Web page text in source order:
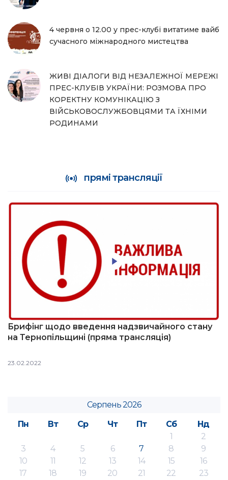
4 червня о 12.00 у прес-клубі витатиме вайб
сучасного міжнародного мистецтва
ЖИВІ ДІАЛОГИ ВІД НЕЗАЛЕЖНОЇ МЕРЕЖІ
ПРЕС-КЛУБІВ УКРАЇНИ: РОЗМОВА ПРО
КОРЕКТНУ КОМУНІКАЦІЮ З
ВІЙСЬКОВОСЛУЖБОВЦЯМИ ТА ЇХНІМИ
РОДИНАМИ
прямі трансляції
Брифінг щодо введення надзвичайного стану
на Тернопільщині (пряма трансляція)
23.02.2022
Серпень 2026
Пн
Вт Ср Чт Пт Сб
Нд
1
2
3
4 5 6 7 8
9
10
11 12 13 14 15
16
17
18 19 20 21 22
23